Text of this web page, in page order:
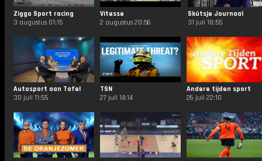
Ziggo Sport racing
3 augustus 01:15
Vitesse
2 augustus 20:56
Skûtsje Journaal
31 juli 18:55
Autosport aan Tafel
30 juli 11:55
TSN
27 juli 14:14
Andere tijden sport
26 juli 22:10